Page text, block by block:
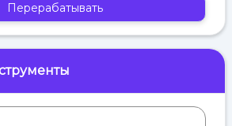
Перерабатывать